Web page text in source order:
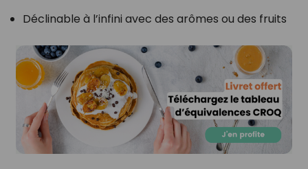
Déclinable à l’infini avec des arômes ou des fruits